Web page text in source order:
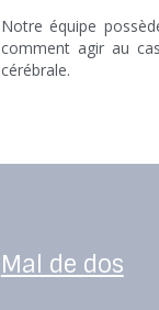
Notre équipe
comment agir au
cérébrale.
Mal de dos